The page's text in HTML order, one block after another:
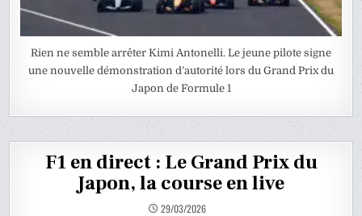
Rien ne semble arrêter Kimi Antonelli. Le jeune pilote signe
une nouvelle démonstration d’autorité lors du Grand Prix du
Japon de Formule 1
F1 en direct : Le Grand Prix du
Japon, la course en live
29/03/2026